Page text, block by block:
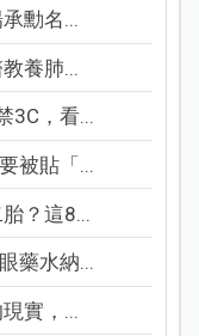
勳名...
養肺...
3C，看...
被貼「...
？這8...
藥水納...
實，...